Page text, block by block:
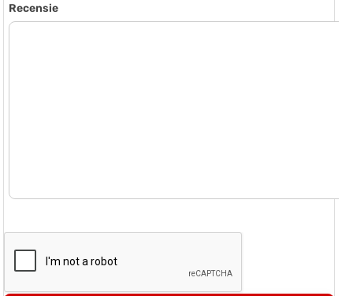
Recensie